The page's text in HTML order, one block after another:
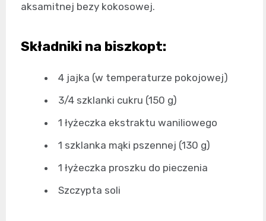
aksamitnej bezy kokosowej.
Składniki na biszkopt:
4 jajka (w temperaturze pokojowej)
3/4 szklanki cukru (150 g)
1 łyżeczka ekstraktu waniliowego
1 szklanka mąki pszennej (130 g)
1 łyżeczka proszku do pieczenia
Szczypta soli